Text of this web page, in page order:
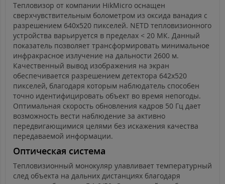
Тепловизор от компании HikMicro оснащен
сверхчувствительным болометром из оксида ванадия с
разрешением 640х520 пикселей. NETD тепловизионного
устройства варьируется в пределах < 20 МК. Данный
показатель позволяет трансформировать минимальное
инфракрасное излучение на дальности 2600 м.
Качественный вывод изображения на экран
обеспечивается разрешением детектора 642х520
пикселей, благодаря которым наблюдатель способен
точно идентифицировать объект во время непогоды.
Оптимальная скорость обновления кадров 50 Гц дает
возможность вести наблюдение за активно
передвигающимися целями без искажения качества
передаваемой информации.
Оптическая система
Тепловизионный монокуляр улавливает температурный
след объекта на дальних дистанциях благодаря